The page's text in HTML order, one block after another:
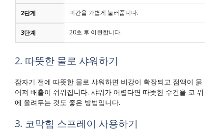
2단계 미간을 가볍게 눌러줍니다.
3단계 20초 후 이완합니다.
2. 따뜻한 물로 샤워하기
잠자기 전에 따뜻한 물로 샤워하면 비강이 확장되고 점액이 묽
어져 배출이 쉬워집니다. 샤워가 어렵다면 따뜻한 수건을 코 위
에 올려두는 것도 좋은 방법입니다.
3. 코막힘 스프레이 사용하기